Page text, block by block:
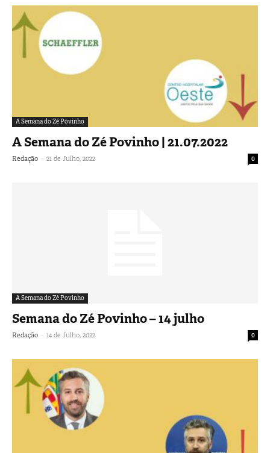
A Semana do Zé Povinho
A Semana do Zé Povinho | 21.07.2022
Redação - 21 de Julho, 2022 0
A Semana do Zé Povinho
Semana do Zé Povinho – 14 julho
Redação - 14 de Julho, 2022 0